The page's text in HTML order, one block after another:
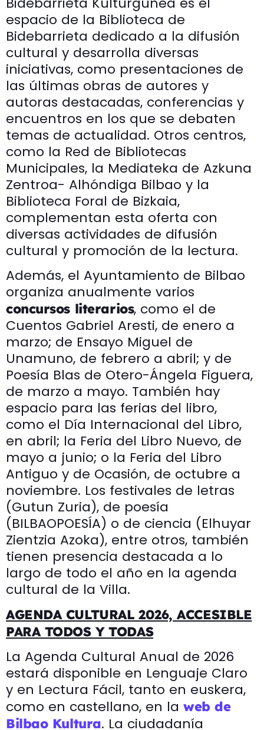
espacio de la Biblioteca de
Bidebarrieta dedicado a la difusión
cultural y desarrolla diversas
iniciativas, como presentaciones de
las últimas obras de autores y
autoras destacadas, conferencias y
encuentros en los que se debaten
temas de actualidad. Otros centros,
como la Red de Bibliotecas
Municipales, la Mediateka de Azkuna
Zentroa- Alhóndiga Bilbao y la
Biblioteca Foral de Bizkaia,
complementan esta oferta con
diversas actividades de difusión
cultural y promoción de la lectura.
Además, el Ayuntamiento de Bilbao
organiza anualmente varios
concursos literarios, como el de
Cuentos Gabriel Aresti, de enero a
marzo; de Ensayo Miguel de
Unamuno, de febrero a abril; y de
Poesía Blas de Otero-Ángela Figuera,
de marzo a mayo. También hay
espacio para las ferias del libro,
como el Día Internacional del Libro,
en abril; la Feria del Libro Nuevo, de
mayo a junio; o la Feria del Libro
Antiguo y de Ocasión, de octubre a
noviembre. Los festivales de letras
(Gutun Zuria), de poesía
(BILBAOPOESÍA) o de ciencia (Elhuyar
Zientzia Azoka), entre otros, también
tienen presencia destacada a lo
largo de todo el año en la agenda
cultural de la Villa.
AGENDA CULTURAL 2026, ACCESIBLE
PARA TODOS Y TODAS
La Agenda Cultural Anual de 2026
estará disponible en Lenguaje Claro
y en Lectura Fácil, tanto en euskera,
como en castellano, en la web de
Bilbao Kultura. La ciudadanía